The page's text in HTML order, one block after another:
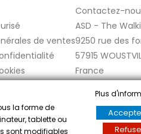
de ventes
Contactez-
ASD - The
9250 rue des
57915
France
cliquez ici pour vérifier .
la forme de
tablette ou
sont modifiables
Plus